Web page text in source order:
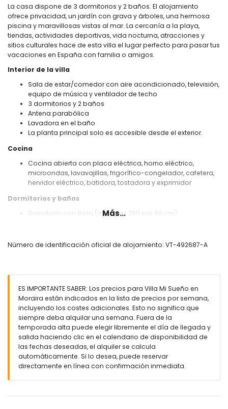
La casa dispone de 3 dormitorios y 2 baños. El alojamiento
ofrece privacidad, un jardín con grava y árboles, una hermosa
piscina y maravillosas vistas al mar. La cercanía a la playa,
tiendas, actividades deportivas, vida nocturna, atracciones y
sitios culturales hace de esta villa el lugar perfecto para pasar tus
vacaciones en España con familia o amigos.
Interior de la villa
Sala de estar/comedor con aire acondicionado, televisión,
equipo de música y ventilador de techo
3 dormitorios y 2 baños
Antena parabólica
Lavadora en el baño
La planta principal solo es accesible desde el exterior.
Cocina
Cocina abierta con placa eléctrica, horno eléctrico,
microondas, lavavajillas, frigorífico-congelador, cafetera,
hervidor eléctrico, batidora, tostadora y exprimidor
Dormitorios y baños
Dormitorio con litera (medidas 200 por 90 cm)
Dormitorio con aire acondicionado y cama de matrimonio
Exterior de la villa
Parcela vallada
Piscina privada de 6m x 4m y 1.7m de profundidad
Jardín con grava, árboles y muebles de jardín con
tumbonas
2 terrazas
Barbacoa
Área de estar al aire libre y área de comedor al aire libre
Espacio de estacionamiento cubierto privado y 2 espacios
Más...
Número de identificación oficial de alojamiento: VT-492687-A
ES IMPORTANTE SABER: Los precios para Villa Mi Sueño en
Moraira están indicados en la lista de precios por semana,
incluyendo los costes adicionales. Esto no significa que
siempre deba alquilar una semana. Fuera de la
temporada alta puede elegir libremente el día de llegada y
salida haciendo clic en el calendario de disponibilidad de
las fechas deseadas, el alquiler se calcula
automáticamente. Si lo desea, puede reservar
directamente en línea con confirmación inmediata.